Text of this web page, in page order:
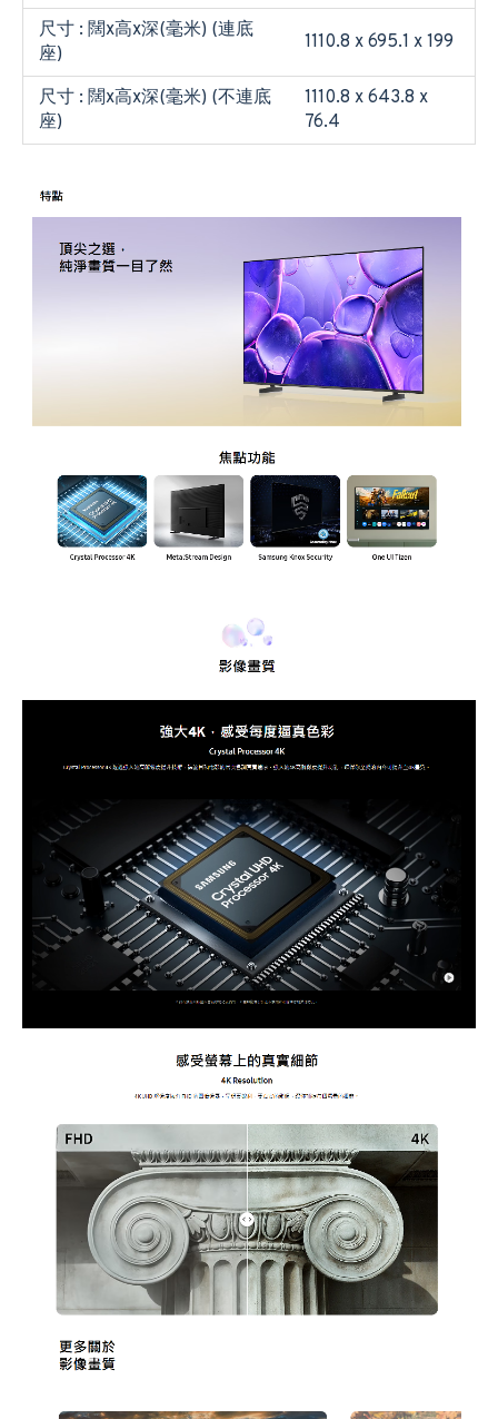
尺寸 : 闊x高x深(毫米) (連底
座)
1110.8 x 695.1 x 199
尺寸 : 闊x高x深(毫米) (不連底
座)
1110.8 x 643.8 x
76.4